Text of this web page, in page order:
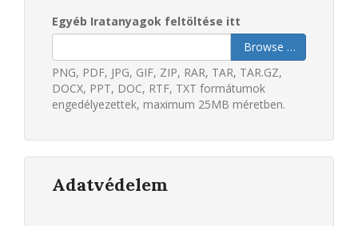
Egyéb Iratanyagok feltöltése itt
Browse …
PNG, PDF, JPG, GIF, ZIP, RAR, TAR, TAR.GZ,
DOCX, PPT, DOC, RTF, TXT formátumok
engedélyezettek, maximum 25MB méretben.
Adatvédelem